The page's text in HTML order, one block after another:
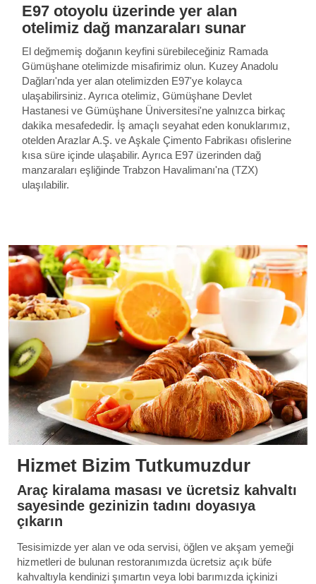
E97 otoyolu üzerinde yer alan
otelimiz dağ manzaraları sunar
El değmemiş doğanın keyfini sürebileceğiniz Ramada
Gümüşhane otelimizde misafirimiz olun. Kuzey Anadolu
Dağları'nda yer alan otelimizden E97'ye kolayca
ulaşabilirsiniz. Ayrıca otelimiz, Gümüşhane Devlet
Hastanesi ve Gümüşhane Üniversitesi'ne yalnızca birkaç
dakika mesafededir. İş amaçlı seyahat eden konuklarımız,
otelden Arazlar A.Ş. ve Aşkale Çimento Fabrikası ofislerine
kısa süre içinde ulaşabilir. Ayrıca E97 üzerinden dağ
manzaraları eşliğinde Trabzon Havalimanı'na (TZX)
ulaşılabilir.
Hizmet Bizim Tutkumuzdur
Araç kiralama masası ve ücretsiz kahvaltı
sayesinde gezinizin tadını doyasıya
çıkarın
Tesisimizde yer alan ve oda servisi, öğlen ve akşam yemeği
hizmetleri de bulunan restoranımızda ücretsiz açık büfe
kahvaltıyla kendinizi şımartın veya lobi barımızda içkinizi